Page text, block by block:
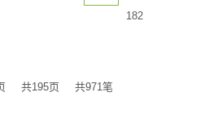
182
共195页 共971笔